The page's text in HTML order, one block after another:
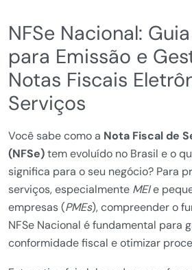
NFSe Nacional:
para Emissão e
Notas Fiscais
Serviços
Você sabe como a Nota Fiscal de
(NFSe)tem evoluído no Brasil e o
significa para o seu negócio? Para
serviços, especialmente MEIe
empresas (PMEs), compreender o
NFSe Nacional é fundamental para
conformidade fiscal e otimizar